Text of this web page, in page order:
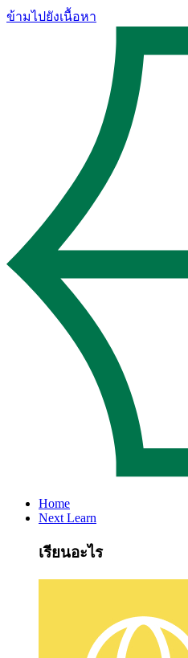
ข้ามไปยังเนื้อหา
Home
Next Learn
เรียนอะไร